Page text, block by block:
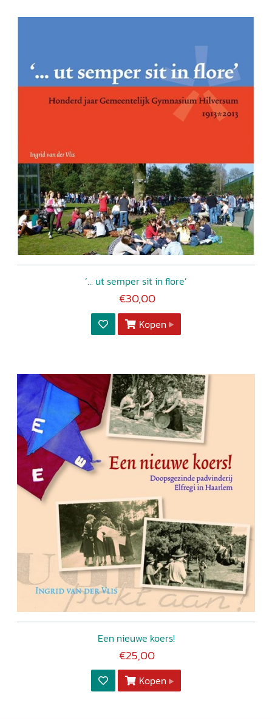
‘… ut semper sit in flore’
€30,00
Kopen
Een nieuwe koers!
€25,00
Kopen